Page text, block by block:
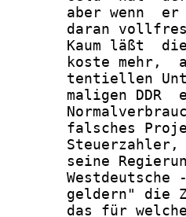
aber wenn  er
daran
Kaum läßt
koste mehr,
tentiellen
maligen DDR
falsches
Steuerzahler,
seine
Westdeutsche
geldern" die
das für